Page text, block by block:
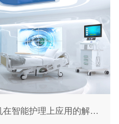
佳维视医疗推车一体机在智能护理上应用的解决方案